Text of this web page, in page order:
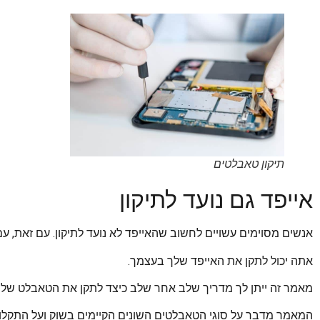
תיקון טאבלטים
אייפד גם נועד לתיקון
אנשים מסוימים עשויים לחשוב שהאייפד לא נועד לתיקון. עם זאת,
אתה יכול לתקן את האייפד שלך בעצמך.
מאמר זה ייתן לך מדריך שלב אחר שלב כיצד לתקן את הטאבלט
המאמר מדבר על סוגי הטאבלטים השונים הקיימים בשוק ועל